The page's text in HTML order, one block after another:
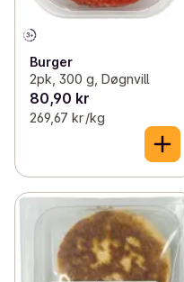
Burger
2pk, 300 g, Døgnvill
80,90 kr
269,67 kr /kg